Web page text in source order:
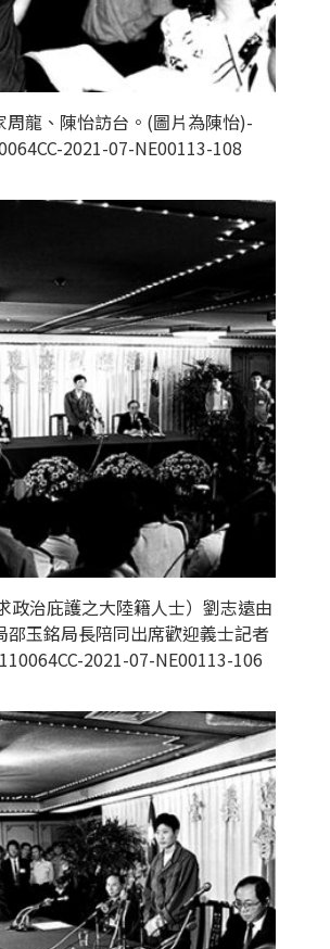
周龍、陳怡訪台。(圖片為陳怡)-
2021-07-NE00113-108
政治庇護之大陸籍人士）劉志遠由
邵玉銘局長陪同出席歡迎義士記者
2021-07-NE00113-106